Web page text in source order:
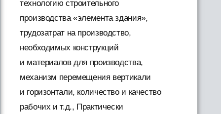
технологию строительного
производства «элемента здания»,
трудозатрат на производство,
необходимых конструкций
и материалов для производства,
механизм перемещения вертикали
и горизонтали, количество и качество
рабочих и т.д., Практически